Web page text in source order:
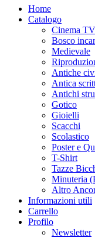
Home
Catalogo
Cinema
Bosco
Medievale
Antiche
Antica
Antichi
Gotico
Gioielli
Scacchi
Scolastico
Poster e
T-Shirt
Tazze
Minuteria
Altro
Informazioni utili
Carrello
Profilo
Newsletter